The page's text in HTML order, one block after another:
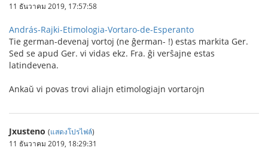
11 ธันวาคม 2019, 17:57:58
András-Rajki-Etimologia-Vortaro-de-Esperanto
Tie german-devenaj vortoj (ne ĝerman- !) estas markita Ger.
Sed se apud Ger. vi vidas ekz. Fra. ĝi verŝajne estas
latindevena.
Ankaŭ vi povas trovi aliajn etimologiajn vortarojn
Jxusteno (แสดงโปรไฟล์)
11 ธันวาคม 2019, 18:29:31